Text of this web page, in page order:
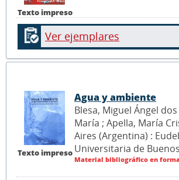
Texto impreso
Ver ejemplares
Texto impreso
Agua y ambiente
Blesa, Miguel Ángel
María ; Apella, María
Aires (Argentina) :
Universitaria de
Material bibliográfico en